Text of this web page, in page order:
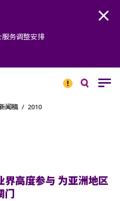
务调整安排
消息
闻稿 / 2010
高度参与 为亚洲地区
门